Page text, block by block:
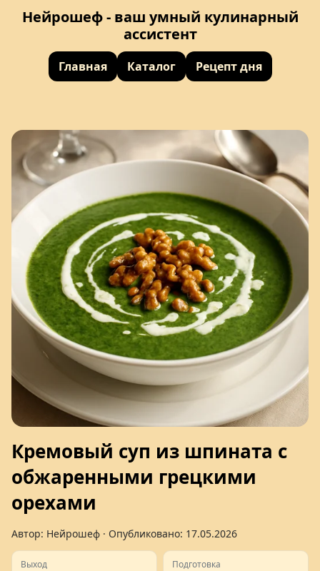
Нейрошеф - ваш умный кулинарный
ассистент
Главная Каталог Рецепт дня
Кремовый суп из шпината с
обжаренными грецкими
орехами
Автор: Нейрошеф · Опубликовано: 17.05.2026
Выход Подготовка